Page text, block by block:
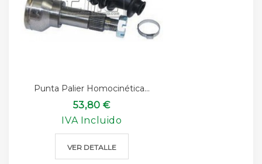
Punta Palier Homocinética...
53,80 €
IVA Incluido
VER DETALLE